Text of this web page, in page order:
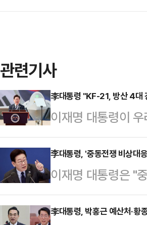
관련기사
李대통령 "KF-21, 방산 4대
이재명 대통령이
산 1호기 출고식에
한 발판으로 삼겠
주산업 본사에서
한민국은 땅과 바
무기를 보유하게
李대통령, '중동전쟁 비상대
이재명 대통령은 "
안이 커지고 있다"
다"고 했다. 정부가
李대통령, 박홍근 예산처·황